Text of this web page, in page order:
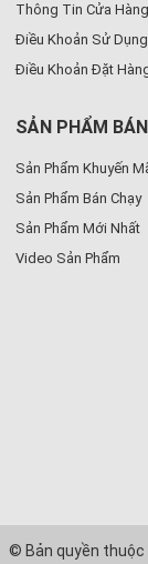
Thông Tin Cửa Hàng
Điều Khoản Sử
Điều Khoản Đặt
SẢN PHẨM
Sản Phẩm Khuyến
Sản Phẩm Bán Chạy
Sản Phẩm Mới Nhất
Video Sản Phẩm
© Bản quyền thuộc